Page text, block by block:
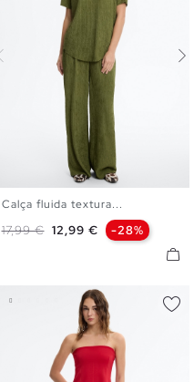
Calça fluida textura...
Preço normal
17,99 € Preço
12,99 € -28%